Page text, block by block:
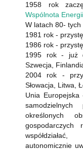
1958 rok
Wspólnota
W latach 80-
1981 rok -
1986 rok -
1995 rok - już
Szwecja,
2004 rok -
Słowacja, Litwa,
Unia
określonych
gospodarczych
autonomicznie